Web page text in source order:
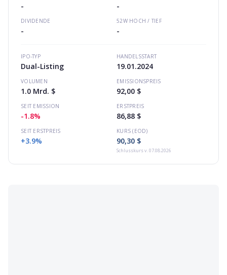
- -
DIVIDENDE
-
52W HOCH / TIEF
-
IPO-TYP
Dual-Listing
HANDELSSTART
19.01.2024
VOLUMEN
1.0 Mrd. $
EMISSIONSPREIS
92,00 $
SEIT EMISSION
-1.8%
ERSTPREIS
86,88 $
SEIT ERSTPREIS
+3.9%
KURS (EOD)
90,30 $
Schlusskursv. 07.08.2026